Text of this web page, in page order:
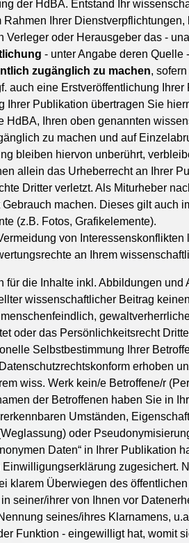
der HdBA. Entstand Ihr
Rahmen Ihrer
Verleger oder Herausgeber das -
- unter Angabe deren Quelle
zugänglich zu machen,
auch eine Erstveröffentlichung
Ihrer Publikation übertragen Sie
HdBA, Ihren oben genannten
zu machen und auf
bleiben hiervon unberührt,
allein das Urheberrecht an Ihrer
Dritter verletzt. Als Miturheber
machen. Dieses gilt auch
(z.B. Fotos, Grafikelemente).
von
an Ihrem
für die Inhalte inkl. Abbildungen
wissenschaftlicher Beitrag
oder das Persönlichkeitsrecht
Selbstbestimmung Ihrer
erhoben
wiss. Werk kein/e Betroffene/r
der Betroffenen haben Sie in
Umständen,
oder
Daten“ in Ihrer Publikation
zugesichert.
klarem Überwiegen des
in seiner/ihrer von Ihnen vor
seines/ihres Klarnamens,
Funktion - eingewilligt hat, womit